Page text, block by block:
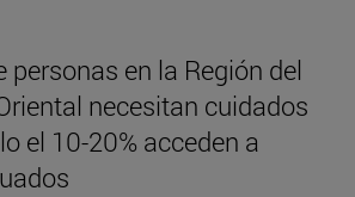
personas en la Región del
necesitan cuidados
el 10-20% acceden a